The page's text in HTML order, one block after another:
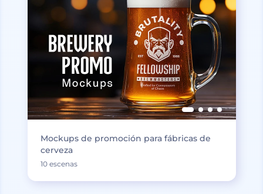
Mockups de promoción para fábricas de
cerveza
10 escenas